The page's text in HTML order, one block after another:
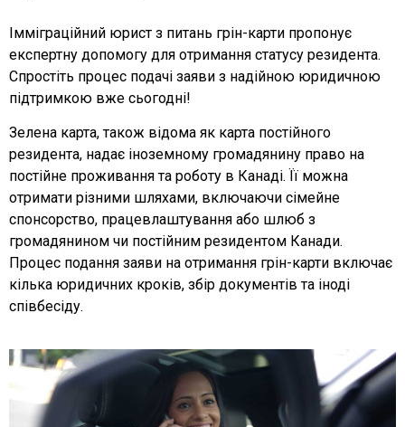
Імміграційний юрист з питань грін-карти пропонує
експертну допомогу для отримання статусу резидента.
Спростіть процес подачі заяви з надійною юридичною
підтримкою вже сьогодні!
Зелена карта, також відома як карта постійного
резидента, надає іноземному громадянину право на
постійне проживання та роботу в Канаді. Її можна
отримати різними шляхами, включаючи сімейне
спонсорство, працевлаштування або шлюб з
громадянином чи постійним резидентом Канади.
Процес подання заяви на отримання грін-карти включає
кілька юридичних кроків, збір документів та іноді
співбесіду.